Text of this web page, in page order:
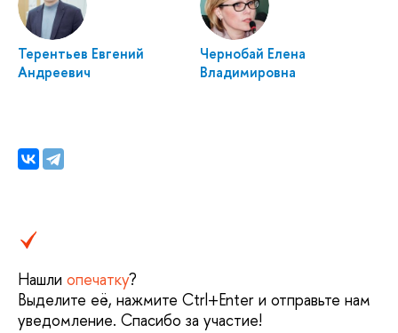
Терентьев Евгений
Андреевич
Чернобай Елена
Владимировна
Нашли опечатку?
Выделите её, нажмите Ctrl+Enter и отправьте нам
уведомление. Спасибо за участие!